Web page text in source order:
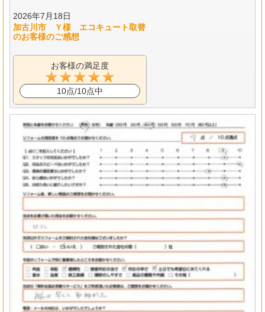
2026年7月18日
加古川市 Ｙ様 エコキュート取替
のお客様のご感想
お客様の満足度
10点/10点中